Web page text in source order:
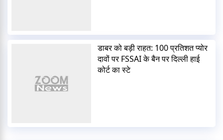
डाबर को बड़ी राहत: 100 प्रतिशत प्योर
दावों पर FSSAI के बैन पर दिल्ली हाई
कोर्ट का स्टे